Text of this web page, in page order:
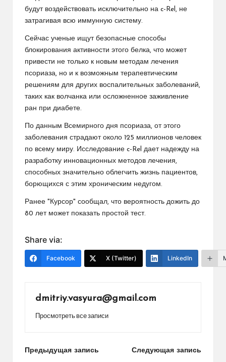
будут воздействовать исключительно на c-Rel, не
затрагивая всю иммунную систему.
Сейчас ученые ищут безопасные способы
блокирования активности этого белка, что может
привести не только к новым методам лечения
псориаза, но и к возможным терапевтическим
решениям для других воспалительных заболеваний,
таких как волчанка или осложненное заживление
ран при диабете.
По данным Всемирного дня псориаза, от этого
заболевания страдают около 125 миллионов человек
по всему миру. Исследование c-Rel дает надежду на
разработку инновационных методов лечения,
способных значительно облегчить жизнь пациентов,
борющихся с этим хроническим недугом.
Ранее "Курсор" сообщал, что вероятность дожить до
80 лет может показать простой тест.
Share via:
Facebook X (Twitter) LinkedIn
dmitriy.vasyura@gmail.com
Просмотреть все записи
Навигация
Предыдущая запись Следующая запись